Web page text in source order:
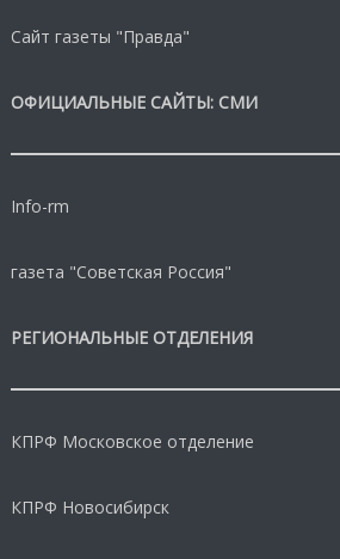
Сайт газеты "Правда"
ОФИЦИАЛЬНЫЕ САЙТЫ: СМИ
Info-rm
газета "Советская Россия"
РЕГИОНАЛЬНЫЕ ОТДЕЛЕНИЯ
КПРФ Московское отделение
КПРФ Новосибирск